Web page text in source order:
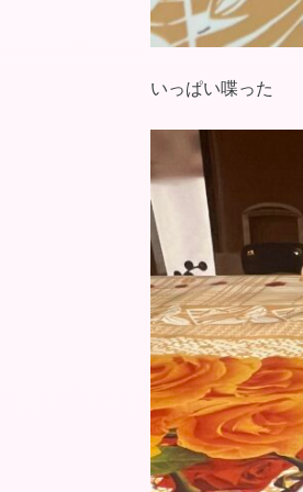
いっぱい喋った